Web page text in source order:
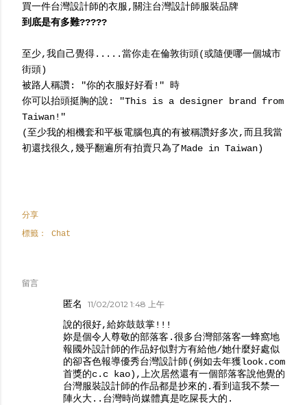
買一件台灣設計師的衣服,關注台灣設計師服裝品牌
到底是有多難?????
至少,我自己覺得.....當你走在倫敦街頭(或隨便哪一個城市
街頭)
被路人稱讚: "你的衣服好好看!" 時
你可以抬頭挺胸的說: "This is a designer brand from
Taiwan!"
(至少我的相機套和平板電腦包真的有被稱讚好多次,而且我當
初還找很久,幾乎翻遍所有拍賣只為了Made in Taiwan)
分享
標籤：
Chat
留言
匿名 11/02/2012 1:48 上午
說的很好,給妳鼓鼓掌!!!
妳是個令人尊敬的部落客.很多台灣部落客一蜂窩地
報國外設計師的作品好似對方有給他/她什麼好處似
的卻吝色報導優秀台灣設計師(例如去年獲look.com
首獎的c.c kao),上次居然還有一個部落客說他覺的
台灣服裝設計師的作品都是抄來的.看到這我不禁一
陣火大..台灣時尚媒體真是吃屎長大的.